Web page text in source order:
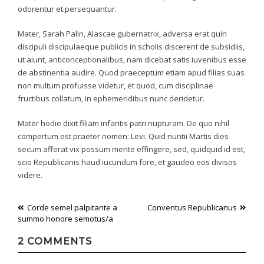
odorentur et persequantur.
Mater, Sarah Palin, Alascae gubernatrix, adversa erat quin
discipuli discipulaeque publicis in scholis discerent de subsidiis,
ut aiunt, anticonceptionalibus, nam dicebat satis iuvenibus esse
de abstinentia audire. Quod praeceptum etiam apud filias suas
non multum profuisse videtur, et quod, cum disciplinae
fructibus collatum, in ephemeridibus nunc deridetur.
Mater hodie dixit filiam infantis patri nupturam. De quo nihil
compertum est praeter nomen: Levi. Quid nuntii Martis dies
secum afferat vix possum mente effingere, sed, quidquid id est,
scio Republicanis haud iucundum fore, et gaudeo eos divisos
videre.
Post
Corde semel palpitante a
summo honore semotus/a
Conventus Republicanus
2 COMMENTS